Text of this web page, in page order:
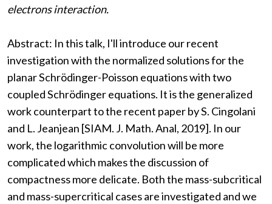
electrons interaction.
Abstract: In this talk, I'll introduce our recent
investigation with the normalized solutions for the
planar Schrödinger-Poisson equations with two
coupled Schrödinger equations. It is the generalized
work counterpart to the recent paper by S. Cingolani
and L. Jeanjean [SIAM. J. Math. Anal, 2019]. In our
work, the logarithmic convolution will be more
complicated which makes the discussion of
compactness more delicate. Both the mass-subcritical
and mass-supercritical cases are investigated and we